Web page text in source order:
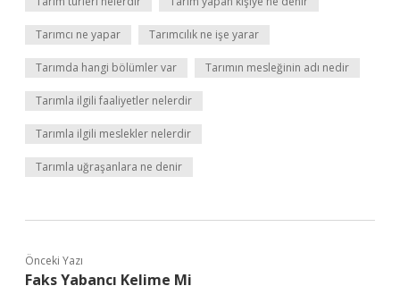
Tarımcı ne yapar Tarımcılık ne işe yarar
Tarımda hangi bölümler var Tarımın mesleğinin adı nedir
Tarımla ilgili faaliyetler nelerdir
Tarımla ilgili meslekler nelerdir
Tarımla uğraşanlara ne denir
Önceki Yazı
Faks Yabancı Kelime Mi